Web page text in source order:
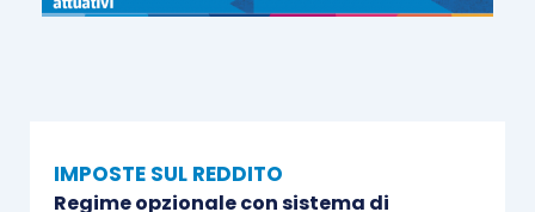
IMPOSTE SUL REDDITO
Regime opzionale con sistema di